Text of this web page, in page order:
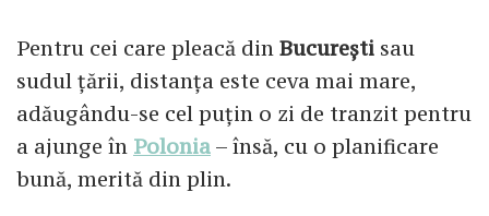
Pentru cei care pleacă din București sau
sudul țării, distanța este ceva mai mare,
adăugându-se cel puțin o zi de tranzit pentru
a ajunge în Polonia – însă, cu o planificare
bună, merită din plin.